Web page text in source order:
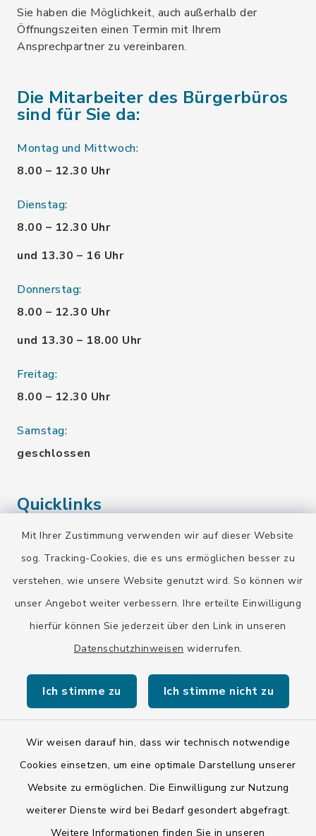
Mit Ihrer Zustimmung verwenden wir auf dieser Website
sog. Tracking-Cookies, die es uns ermöglichen besser zu
verstehen, wie unsere Website genutzt wird. So können wir
unser Angebot weiter verbessern. Ihre erteilte Einwilligung
hierfür können Sie jederzeit über den Link in unseren
Datenschutzhinweisen widerrufen.
Ich stimme zu Ich stimme nicht zu
Wir weisen darauf hin, dass wir technisch notwendige
Cookies einsetzen, um eine optimale Darstellung unserer
Website zu ermöglichen. Die Einwilligung zur Nutzung
weiterer Dienste wird bei Bedarf gesondert abgefragt.
Weitere Informationen finden Sie in unseren
Sie haben die Möglichkeit, auch außerhalb der
Öffnungszeiten einen Termin mit Ihrem
Ansprechpartner zu vereinbaren.
Die Mitarbeiter des Bürgerbüros
sind für Sie da:
Montag und Mittwoch:
8.00 – 12.30 Uhr
Dienstag:
8.00 – 12.30 Uhr
und 13.30 – 16 Uhr
Donnerstag:
8.00 – 12.30 Uhr
und 13.30 – 18.00 Uhr
Freitag:
8.00 – 12.30 Uhr
Samstag:
geschlossen
Quicklinks
Landratsamt Bad Tölz-Wolfratshausen
BayernPortal
Kontakt
Barrierefreiheit
Impressum